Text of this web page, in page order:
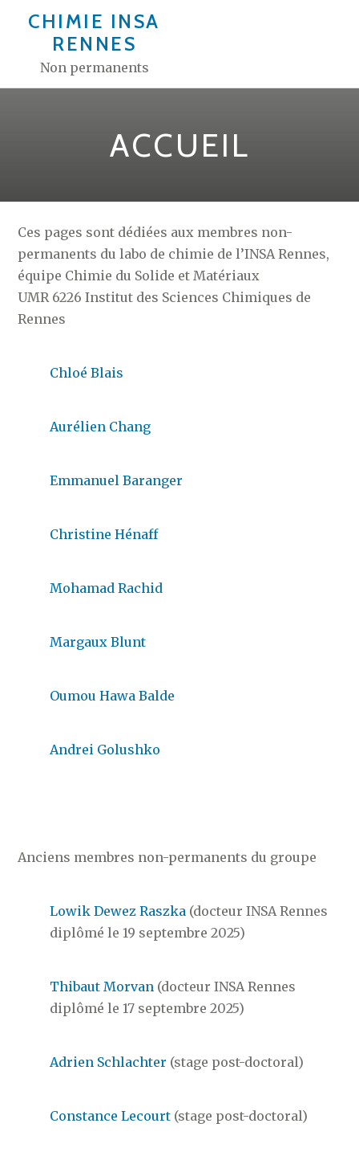
CHIMIE INSA
RENNES
Non permanents
ACCUEIL
Ces pages sont dédiées aux membres non-
permanents du labo de chimie de l’INSA Rennes,
équipe Chimie du Solide et Matériaux
UMR 6226 Institut des Sciences Chimiques de
Rennes
Chloé Blais
Aurélien Chang
Emmanuel Baranger
Christine Hénaff
Mohamad Rachid
Margaux Blunt
Oumou Hawa Balde
Andrei Golushko
Anciens membres non-permanents du groupe
Lowik Dewez Raszka (docteur INSA Rennes
diplômé le 19 septembre 2025)
Thibaut Morvan (docteur INSA Rennes
diplômé le 17 septembre 2025)
Adrien Schlachter (stage post-doctoral)
Constance Lecourt (stage post-doctoral)